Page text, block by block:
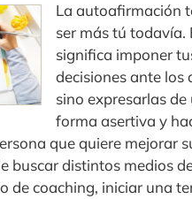
La autoafirmación
ser más tú todavía.
significa imponer
decisiones ante los
sino expresarlas de
forma asertiva y
que quiere mejorar
buscar distintos medios
de coaching, iniciar una